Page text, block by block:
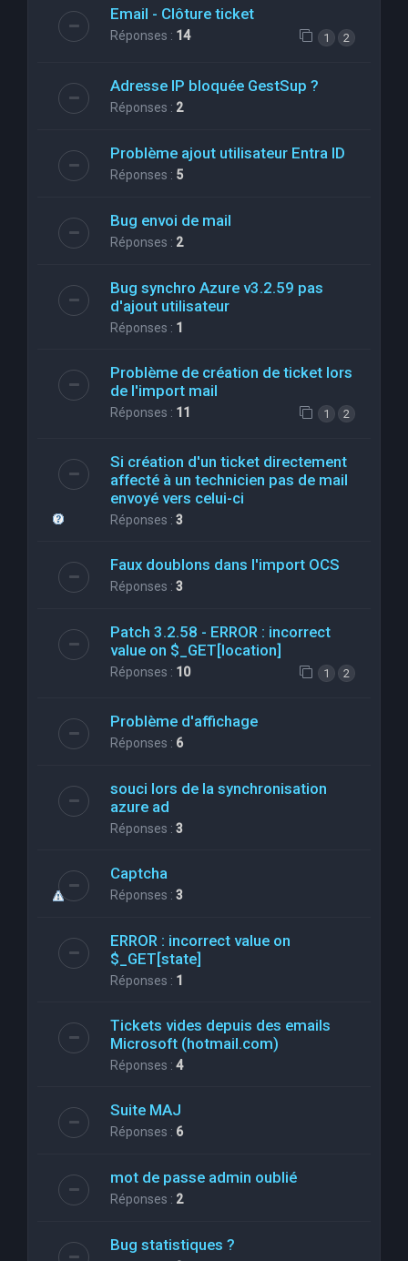
Email - Clôture ticket
Réponses : 14 1 2
Adresse IP bloquée GestSup ?
Réponses : 2
Problème ajout utilisateur Entra ID
Réponses : 5
Bug envoi de mail
Réponses : 2
Bug synchro Azure v3.2.59 pas
d'ajout utilisateur
Réponses : 1
Problème de création de ticket lors
de l'import mail
Réponses : 11 1 2
Si création d'un ticket directement
affecté à un technicien pas de mail
envoyé vers celui-ci
Réponses : 3
Faux doublons dans l'import OCS
Réponses : 3
Patch 3.2.58 - ERROR : incorrect
value on $_GET[location]
Réponses : 10 1 2
Problème d'affichage
Réponses : 6
souci lors de la synchronisation
azure ad
Réponses : 3
Captcha
Réponses : 3
ERROR : incorrect value on
$_GET[state]
Réponses : 1
Tickets vides depuis des emails
Microsoft (hotmail.com)
Réponses : 4
Suite MAJ
Réponses : 6
mot de passe admin oublié
Réponses : 2
Bug statistiques ?